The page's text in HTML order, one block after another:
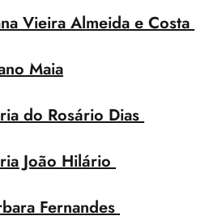
Vieira Almeida e Costa
Maia
do Rosário Dias
João Hilário
Fernandes